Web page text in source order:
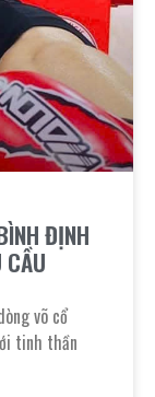
ĐỊNH
CẦU
võ cổ
tinh thần